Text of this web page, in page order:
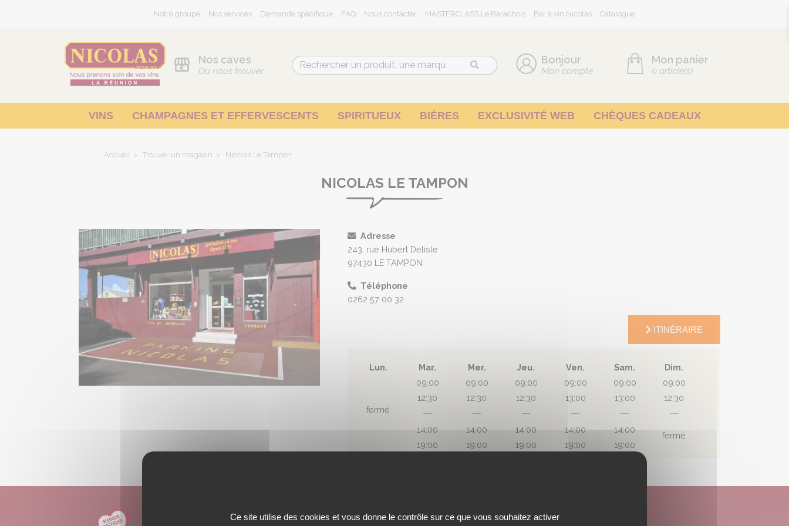
Notre groupe Nos services Demande spécifique FAQ Nous contacter MASTERCLASS Le Barachois Bar à vin Nicolas Catalogue
Nos caves
Où nous trouver
Bonjour
Mon compte
Mon panier
0article(s)
VINS CHAMPAGNES ET EFFERVESCENTS SPIRITUEUX BIÈRES EXCLUSIVITÉ WEB CHÈQUES CADEAUX
Accueil Trouver un magasin Nicolas Le Tampon
NICOLAS LE TAMPON
Adresse
243, rue Hubert Delisle
97430 LE TAMPON
Téléphone
0262 57 00 32
ITINÉRAIRE
Lun.
fermé
Mar.
09:00
12:30
14:00
19:00
Mer.
09:00
12:30
14:00
19:00
Jeu.
09:00
12:30
14:00
19:00
Ven.
09:00
13:00
14:00
19:00
Sam.
09:00
13:00
14:00
19:00
Dim.
09:00
12:30
fermé
AIDES NICOLAS NOS PRODUITS
Ce site utilise des cookies et vous donne le contrôle sur ce que vous souhaitez activer